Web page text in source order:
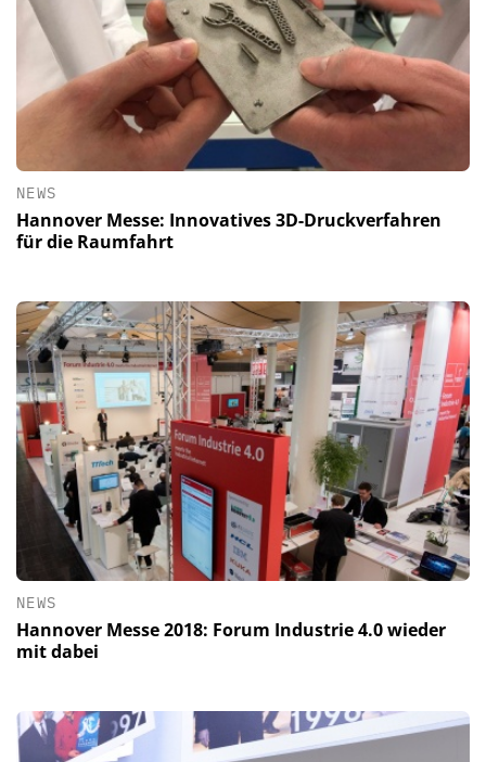
NEWS
Hannover Messe: Innovatives 3D-Druckverfahren
für die Raumfahrt
NEWS
Hannover Messe 2018: Forum Industrie 4.0 wieder
mit dabei